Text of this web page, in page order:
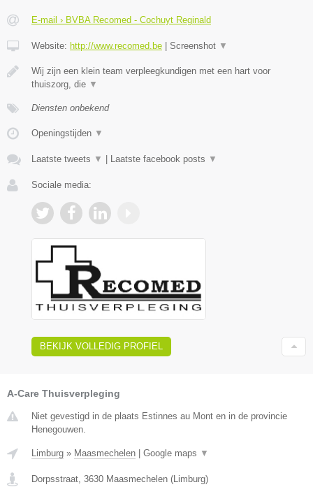
E-mail › BVBA Recomed - Cochuyt Reginald
Website: http://www.recomed.be | Screenshot ▼
Wij zijn een klein team verpleegkundigen met een hart voor
thuiszorg, die ▼
Diensten onbekend
Openingstijden ▼
Laatste tweets ▼ | Laatste facebook posts ▼
Sociale media:
BEKIJK VOLLEDIG PROFIEL
A-Care Thuisverpleging
Niet gevestigd in de plaats Estinnes au Mont en in de provincie
Henegouwen.
Limburg » Maasmechelen | Google maps ▼
Dorpsstraat 3630 Maasmechelen (Limburg)